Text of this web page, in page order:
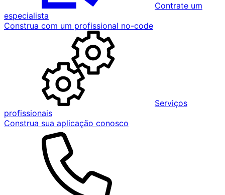
Contrate um
especialista
Construa com um profissional no-code
Serviços
profissionais
Construa sua aplicação conosco